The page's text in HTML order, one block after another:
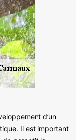
d’un
Il est important